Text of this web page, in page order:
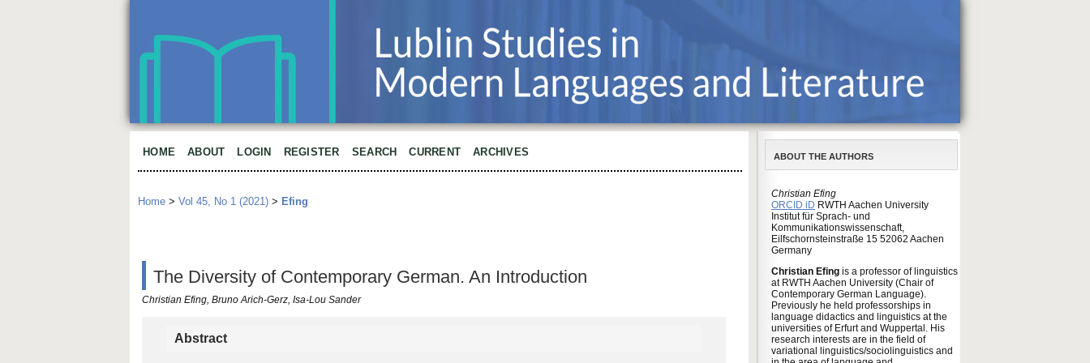
ABOUT THE AUTHORS
Christian Efing
ORCID iD RWTH Aachen University
Institut für Sprach- und
Kommunikationswissenschaft,
Eilfschornsteinstraße 15 52062 Aachen
Germany
Christian Efing is a professor of linguistics
at RWTH Aachen University (Chair of
Contemporary German Language).
Previously he held professorships in
language didactics and linguistics at the
universities of Erfurt and Wuppertal. His
research interests are in the field of
variational linguistics/sociolinguistics and
HOME ABOUT LOGIN REGISTER SEARCH CURRENT ARCHIVES
Home > Vol 45, No 1 (2021) > Efing
The Diversity of Contemporary German. An Introduction
Christian Efing, Bruno Arich-Gerz, Isa-Lou Sander
Abstract